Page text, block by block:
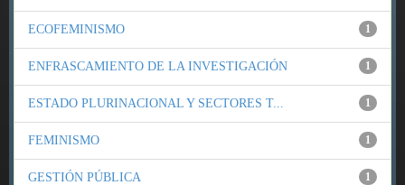
1
ECOFEMINISMO
1
ENFRASCAMIENTO DE LA INVESTIGACIÓN
1
ESTADO PLURINACIONAL Y SECTORES T...
1
FEMINISMO
1
GESTIÓN PÚBLICA